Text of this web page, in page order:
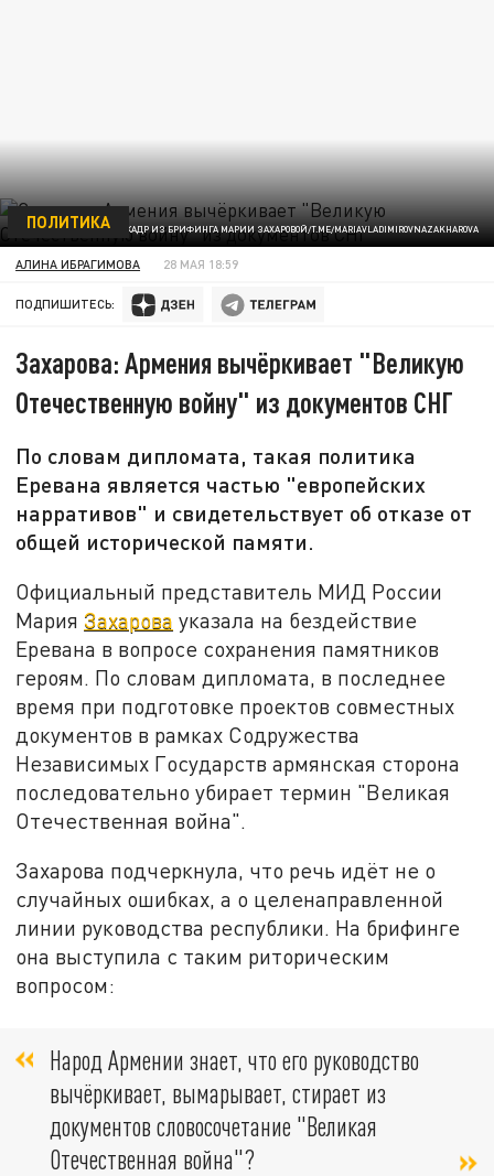
КАДР ИЗ БРИФИНГА МАРИИ ЗАХАРОВОЙ/T.ME/MARIAVLADIMIROVNAZAKHAROVA
ПОЛИТИКА
АЛИНА ИБРАГИМОВА 28 МАЯ 18:59
ПОДПИШИТЕСЬ:
Захарова: Армения вычёркивает "Великую
Отечественную войну" из документов СНГ
По словам дипломата, такая политика
Еревана является частью "европейских
нарративов" и свидетельствует об отказе от
общей исторической памяти.
Официальный представитель МИД России
Мария Захарова указала на бездействие
Еревана в вопросе сохранения памятников
героям. По словам дипломата, в последнее
время при подготовке проектов совместных
документов в рамках Содружества
Независимых Государств армянская сторона
последовательно убирает термин "Великая
Отечественная война".
Захарова подчеркнула, что речь идёт не о
случайных ошибках, а о целенаправленной
линии руководства республики. На брифинге
она выступила с таким риторическим
вопросом:
Народ Армении знает, что его руководство
вычёркивает, вымарывает, стирает из
документов словосочетание "Великая
Отечественная война"?